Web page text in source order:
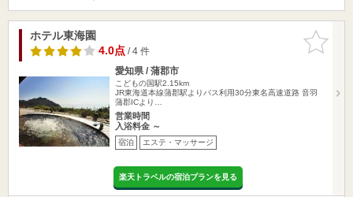
お気に入
りに追加
ホテル東海園
4.0点/ 4 件
愛知県 / 蒲郡市
こどもの国駅2.15km
JR東海道本線蒲郡駅よりバス利用30分東名高速道路 音羽
蒲郡ICより…
営業時間
入浴料金 ～
宿泊 エステ・マッサージ
楽天トラベルの宿泊プランを見る